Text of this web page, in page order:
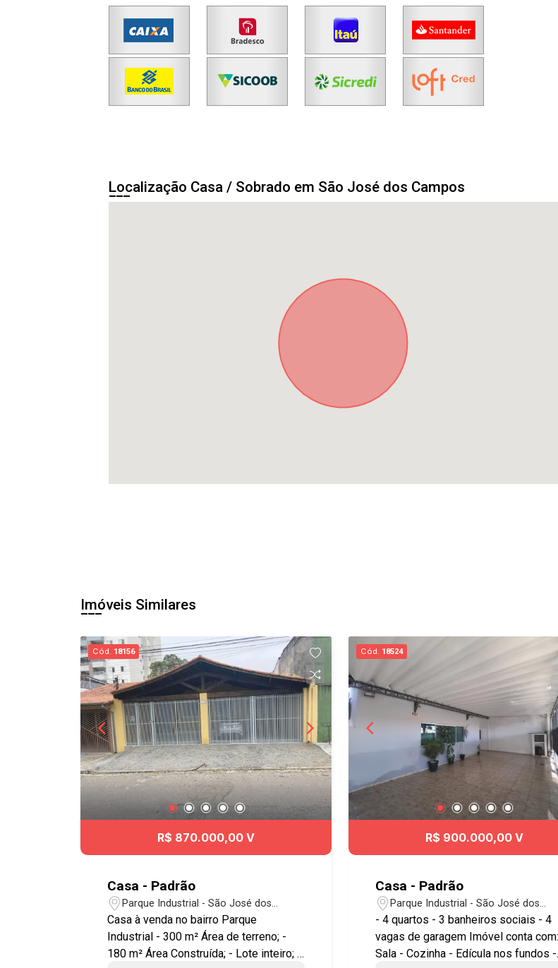
Localização Casa / Sobrado em São José dos Campos
Imóveis Similares
Cód. 18156
R$ 870.000,00 V
Casa - Padrão
Parque Industrial - São José dos
Campos/SP
Casa à venda no bairro Parque
Industrial - 300 m² Área de terreno; -
180 m² Área Construída; - Lote inteiro; -
Cód. 18524
R$ 900.000,00 V
Casa - Padrão
Parque Industrial - São José dos
Campos/SP
- 4 quartos - 3 banheiros sociais - 4
vagas de garagem Imóvel conta com: -
Sala - Cozinha - Edícula nos fundos -